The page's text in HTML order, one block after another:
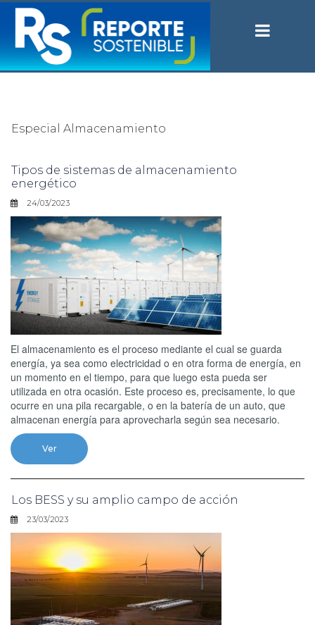
Especial Almacenamiento
Tipos de sistemas de almacenamiento
energético
24/03/2023
El almacenamiento es el proceso mediante el cual se guarda
energía, ya sea como electricidad o en otra forma de energía, en
un momento en el tiempo, para que luego esta pueda ser
utilizada en otra ocasión. Este proceso es, precisamente, lo que
ocurre en una pila recargable, o en la batería de un auto, que
almacenan energía para aprovecharla según sea necesario.
Ver
Los BESS y su amplio campo de acción
23/03/2023